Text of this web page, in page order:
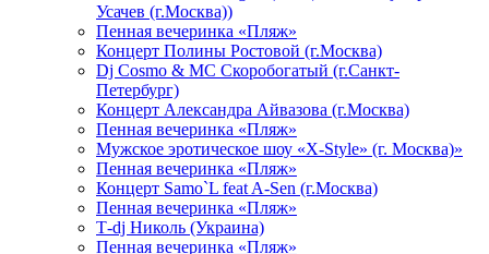
Усачев (г.Москва))
Пенная вечеринка «Пляж»
Концерт Полины Ростовой (г.Москва)
Dj Cosmo & МС Скоробогатый (г.Санкт-
Петербург)
Концерт Александра Айвазова (г.Москва)
Пенная вечеринка «Пляж»
Мужское эротическое шоу «X-Style» (г. Москва)»
Пенная вечеринка «Пляж»
Концерт Samo`L feat A-Sen (г.Москва)
Пенная вечеринка «Пляж»
Т-dj Николь (Украина)
Пенная вечеринка «Пляж»